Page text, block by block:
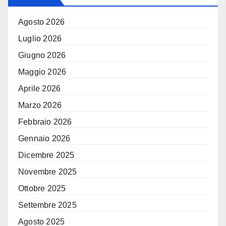
Agosto 2026
Luglio 2026
Giugno 2026
Maggio 2026
Aprile 2026
Marzo 2026
Febbraio 2026
Gennaio 2026
Dicembre 2025
Novembre 2025
Ottobre 2025
Settembre 2025
Agosto 2025